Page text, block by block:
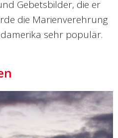
Gebetsbilder, die er
die Marienverehrung
sehr populär.